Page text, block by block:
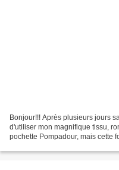
Bonjour!!! Après plusieurs jours
d'utiliser mon magnifique tissu,
pochette Pompadour, mais cette